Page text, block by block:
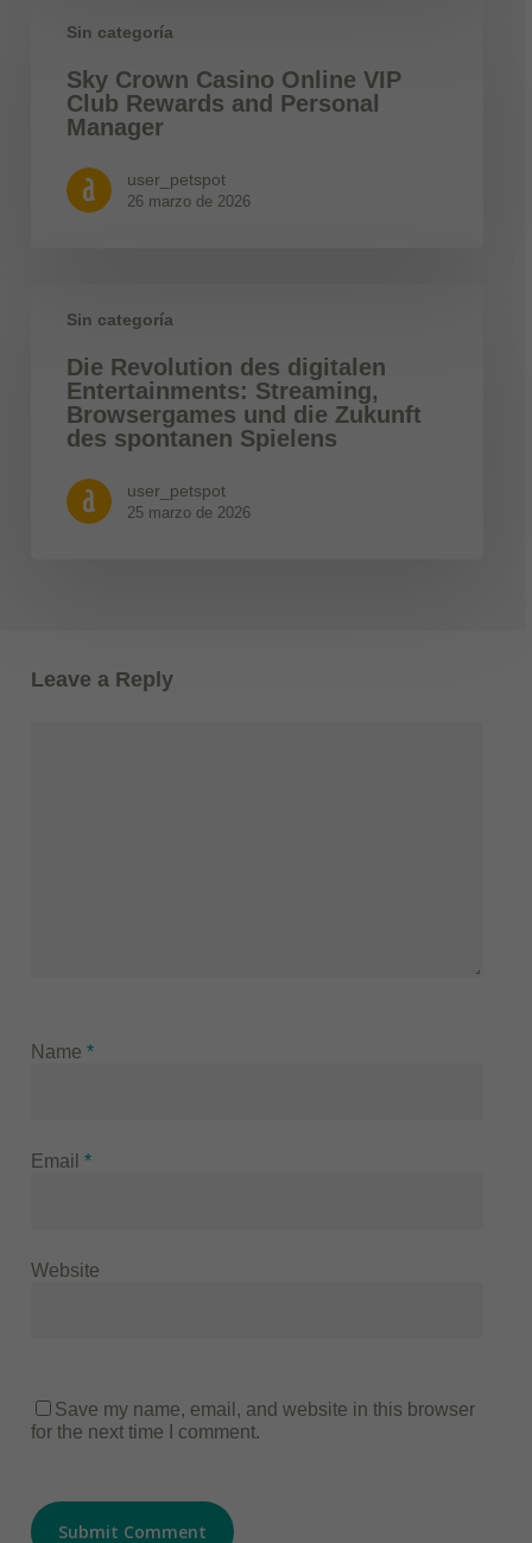
Sin categoría
Sky Crown Casino Online VIP
Club Rewards and Personal
Manager
user_petspot
26 marzo de 2026
Sin categoría
Die Revolution des digitalen
Entertainments: Streaming,
Browsergames und die Zukunft
des spontanen Spielens
user_petspot
25 marzo de 2026
Leave a Reply
Name *
Email *
Website
Save my name, email, and website in this browser
for the next time I comment.